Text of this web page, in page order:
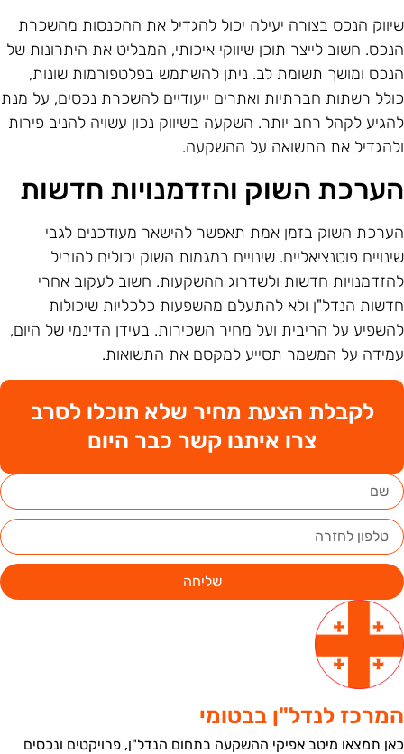
הנכס בצורה יעילה יכול להגדיל את ההכנסות מהשכרת
חשוב לייצר תוכן שיווקי איכותי, המבליט את היתרונות של
ומושך תשומת לב. ניתן להשתמש בפלטפורמות שונות,
רשתות חברתיות ואתרים ייעודיים להשכרת נכסים, על מנת
לקהל רחב יותר. השקעה בשיווק נכון עשויה להניב פירות
את התשואה על ההשקעה.
השוק והזדמנויות חדשות
השוק בזמן אמת תאפשר להישאר מעודכנים לגבי
פוטנציאליים. שינויים במגמות השוק יכולים להוביל
חדשות ולשדרוג ההשקעות. חשוב לעקוב אחרי
הנדל"ן ולא להתעלם מהשפעות כלכליות שיכולות
על הריבית ועל מחיר השכירות. בעידן הדינמי של היום,
על המשמר תסייע למקסם את התשואות.
לקבלת הצעת מחיר שלא תוכלו לסרב
צרו איתנו קשר כבר היום
שליחה
לנדל"ן בבטומי
תמצאו מיטב אפיקי ההשקעה בתחום הנדל"ן, פרויקטים ונכסים